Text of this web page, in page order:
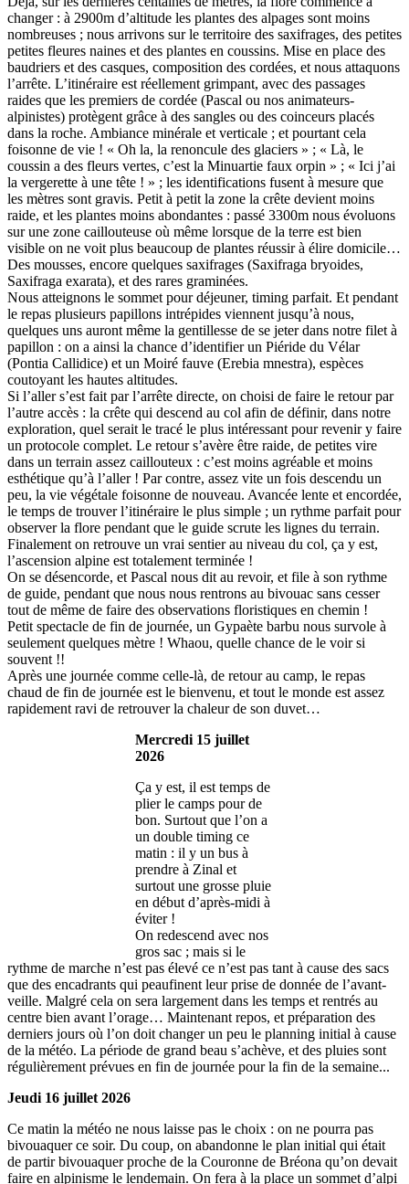
changer : à 2900m d’altitude les plantes des alpages sont moins
nombreuses ; nous arrivons sur le territoire des saxifrages, des petites
petites fleures naines et des plantes en coussins. Mise en place des
baudriers et des casques, composition des cordées, et nous attaquons
l’arrête. L’itinéraire est réellement grimpant, avec des passages
raides que les premiers de cordée (Pascal ou nos animateurs-
alpinistes) protègent grâce à des sangles ou des coinceurs placés
dans la roche. Ambiance minérale et verticale ; et pourtant cela
foisonne de vie ! « Oh la, la renoncule des glaciers » ; « Là, le
coussin a des fleurs vertes, c’est la Minuartie faux orpin » ; « Ici j’ai
la vergerette à une tête ! » ; les identifications fusent à mesure que
les mètres sont gravis. Petit à petit la zone la crête devient moins
raide, et les plantes moins abondantes : passé 3300m nous évoluons
sur une zone caillouteuse où même lorsque de la terre est bien
visible on ne voit plus beaucoup de plantes réussir à élire domicile…
Des mousses, encore quelques saxifrages (Saxifraga bryoides,
Saxifraga exarata), et des rares graminées.
Nous atteignons le sommet pour déjeuner, timing parfait. Et pendant
le repas plusieurs papillons intrépides viennent jusqu’à nous,
quelques uns auront même la gentillesse de se jeter dans notre filet à
papillon : on a ainsi la chance d’identifier un Piéride du Vélar
(Pontia Callidice) et un Moiré fauve (Erebia mnestra), espèces
coutoyant les hautes altitudes.
Si l’aller s’est fait par l’arrête directe, on choisi de faire le retour par
l’autre accès : la crête qui descend au col afin de définir, dans notre
exploration, quel serait le tracé le plus intéressant pour revenir y faire
un protocole complet. Le retour s’avère être raide, de petites vire
dans un terrain assez caillouteux : c’est moins agréable et moins
esthétique qu’à l’aller ! Par contre, assez vite un fois descendu un
peu, la vie végétale foisonne de nouveau. Avancée lente et encordée,
le temps de trouver l’itinéraire le plus simple ; un rythme parfait pour
observer la flore pendant que le guide scrute les lignes du terrain.
Finalement on retrouve un vrai sentier au niveau du col, ça y est,
l’ascension alpine est totalement terminée !
On se désencorde, et Pascal nous dit au revoir, et file à son rythme
de guide, pendant que nous nous rentrons au bivouac sans cesser
tout de même de faire des observations floristiques en chemin !
Petit spectacle de fin de journée, un Gypaète barbu nous survole à
seulement quelques mètre ! Whaou, quelle chance de le voir si
souvent !!
Après une journée comme celle-là, de retour au camp, le repas
chaud de fin de journée est le bienvenu, et tout le monde est assez
rapidement ravi de retrouver la chaleur de son duvet…
Mercredi 15 juillet
2026
Ça y est, il est temps de
plier le camps pour de
bon. Surtout que l’on a
un double timing ce
matin : il y un bus à
prendre à Zinal et
surtout une grosse pluie
en début d’après-midi à
éviter !
On redescend avec nos
gros sac ; mais si le
rythme de marche n’est pas élevé ce n’est pas tant à cause des sacs
que des encadrants qui peaufinent leur prise de donnée de l’avant-
veille. Malgré cela on sera largement dans les temps et rentrés au
centre bien avant l’orage… Maintenant repos, et préparation des
derniers jours où l’on doit changer un peu le planning initial à cause
de la météo. La période de grand beau s’achève, et des pluies sont
régulièrement prévues en fin de journée pour la fin de la semaine...
Jeudi 16 juillet 2026
Ce matin la météo ne nous laisse pas le choix : on ne pourra pas
bivouaquer ce soir. Du coup, on abandonne le plan initial qui était
de partir bivouaquer proche de la Couronne de Bréona qu’on devait
faire en alpinisme le lendemain. On fera à la place un sommet d’alpi